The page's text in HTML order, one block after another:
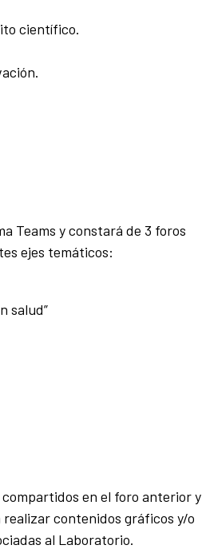
científico.
Teams y constará de 3 foros
ejes temáticos:
salud”
en el foro anterior y
contenidos gráficos y/o
al Laboratorio.